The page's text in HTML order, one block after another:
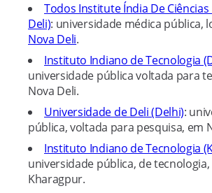
Todos Institute Índia De Ciências
Deli): universidade médica pública,
Nova Deli.
Instituto Indiano de Tecnologia
universidade pública voltada para
Nova Deli.
Universidade de Deli (Delhi):
pública, voltada para pesquisa, em
Instituto Indiano de Tecnologia
universidade pública, de
Kharagpur.